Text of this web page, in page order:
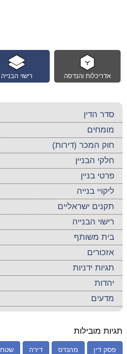
רישוי הבנייה אדריכלות והנדסה
סדר הדין
מומחים
חוק המכר (דירות)
חלקי הבניין
פרטי בניין
ליקויי בנייה
תקנים ישראליים
רישוי הבנייה
בית משותף
אזכורים
תגיות ידניות
יהדות
מדעים
תגיות מובילות
פסק דין מהנדס דירה שטח